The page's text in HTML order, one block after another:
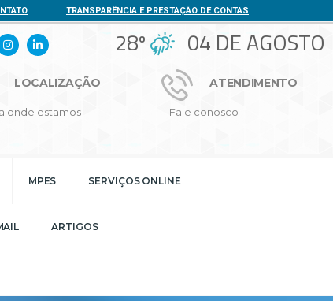
| TRANSPARÊNCIA E PRESTAÇÃO DE CONTAS
28º 04 DE AGOSTO
LOCALIZAÇÃO
onde estamos
ATENDIMENTO
Fale conosco
MPES SERVIÇOS ONLINE
ARTIGOS